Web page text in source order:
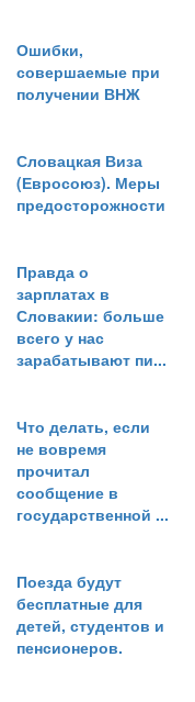
Ошибки,
совершаемые при
получении ВНЖ
Словацкая Виза
(Евросоюз). Меры
предосторожности
Правда о
зарплатах в
Словакии: больше
всего у нас
зарабатывают пи...
Что делать, если
не вовремя
прочитал
сообщение в
государственной ...
Поезда будут
бесплатные для
детей, студентов и
пенсионеров.